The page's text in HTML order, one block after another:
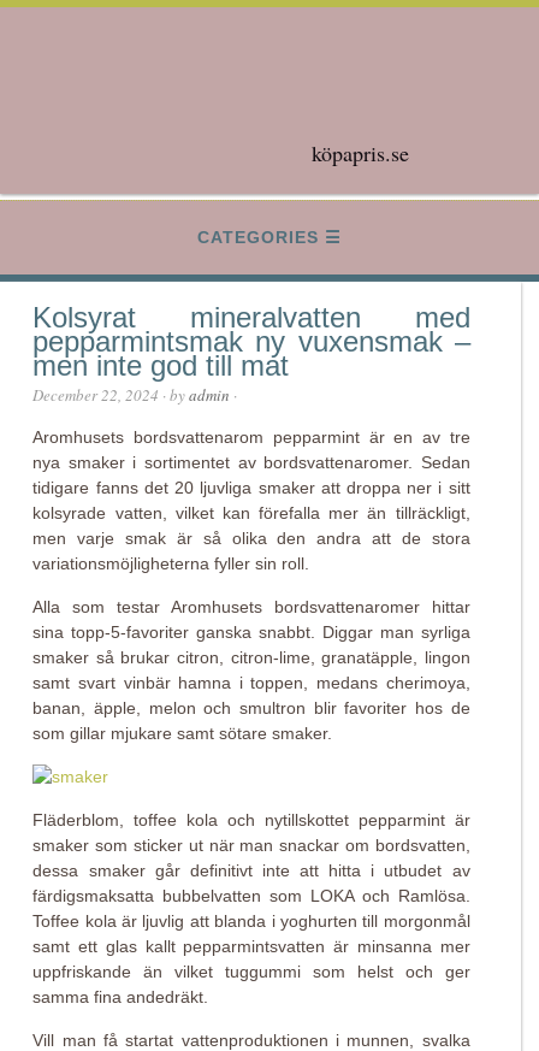
köpapris.se
CATEGORIES
Kolsyrat mineralvatten med
pepparmintsmak ny vuxensmak –
men inte god till mat
December 22, 2024 · byadmin ·
Aromhusets bordsvattenarom pepparmint är en av tre
nya smaker i sortimentet av bordsvattenaromer. Sedan
tidigare fanns det 20 ljuvliga smaker att droppa ner i sitt
kolsyrade vatten, vilket kan förefalla mer än tillräckligt,
men varje smak är så olika den andra att de stora
variationsmöjligheterna fyller sin roll.
Alla som testar Aromhusets bordsvattenaromer hittar
sina topp-5-favoriter ganska snabbt. Diggar man syrliga
smaker så brukar citron, citron-lime, granatäpple, lingon
samt svart vinbär hamna i toppen, medans cherimoya,
banan, äpple, melon och smultron blir favoriter hos de
som gillar mjukare samt sötare smaker.
Fläderblom, toffee kola och nytillskottet pepparmint är
smaker som sticker ut när man snackar om bordsvatten,
dessa smaker går definitivt inte att hitta i utbudet av
färdigsmaksatta bubbelvatten som LOKA och Ramlösa.
Toffee kola är ljuvlig att blanda i yoghurten till morgonmål
samt ett glas kallt pepparmintsvatten är minsanna mer
uppfriskande än vilket tuggummi som helst och ger
samma fina andedräkt.
Vill man få startat vattenproduktionen i munnen, svalka